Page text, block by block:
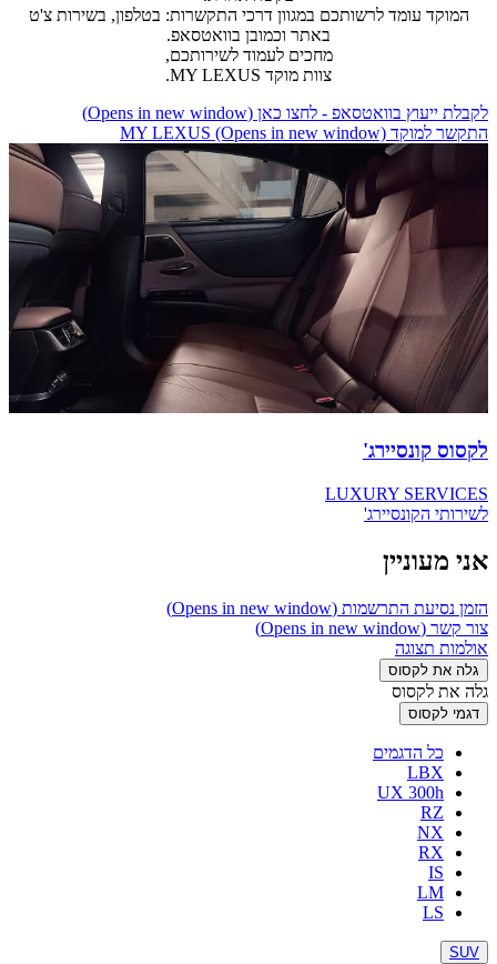
המוקד עומד לרשותכם במגוון דרכי התקשרות: בטלפון, בשירות צ'ט
באתר וכמובן בוואטסאפ.
מחכים לעמוד לשירותכם,
צוות מוקד MY LEXUS.
לקבלת ייעוץ בוואטסאפ - לחצו כאן (Opens in new window)
התקשר למוקד MY LEXUS (Opens in new window)
לקסוס קונסיירג'
LUXURY SERVICES
לשירותי הקונסיירג'
אני מעוניין
הזמן נסיעת התרשמות (Opens in new window)
צור קשר (Opens in new window)
אולמות תצוגה
גלה את לקסוס
גלה את לקסוס
דגמי לקסוס
כל הדגמים
LBX
UX 300h
RZ
NX
RX
IS
LM
LS
SUV